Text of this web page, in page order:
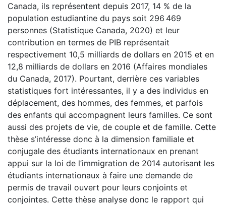
Canada, ils représentent depuis 2017, 14 % de la
population estudiantine du pays soit 296 469
personnes (Statistique Canada, 2020) et leur
contribution en termes de PIB représentait
respectivement 10,5 milliards de dollars en 2015 et en
12,8 milliards de dollars en 2016 (Affaires mondiales
du Canada, 2017). Pourtant, derrière ces variables
statistiques fort intéressantes, il y a des individus en
déplacement, des hommes, des femmes, et parfois
des enfants qui accompagnent leurs familles. Ce sont
aussi des projets de vie, de couple et de famille. Cette
thèse s’intéresse donc à la dimension familiale et
conjugale des étudiants internationaux en prenant
appui sur la loi de l’immigration de 2014 autorisant les
étudiants internationaux à faire une demande de
permis de travail ouvert pour leurs conjoints et
conjointes. Cette thèse analyse donc le rapport qui